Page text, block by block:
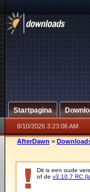
Startpagina
8/10/2026 3:23:06 AM
AfterDawn >
Dit is een oude
of de v3.10.7 RC